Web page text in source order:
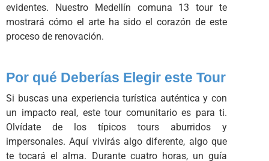
evidentes. Nuestro Medellín comuna 13 tour te
mostrará cómo el arte ha sido el corazón de este
proceso de renovación.
Por qué Deberías Elegir este Tour
Si buscas una experiencia turística auténtica y con
un impacto real, este tour comunitario es para ti.
Olvídate de los típicos tours aburridos y
impersonales. Aquí vivirás algo diferente, algo que
te tocará el alma. Durante cuatro horas, un guía